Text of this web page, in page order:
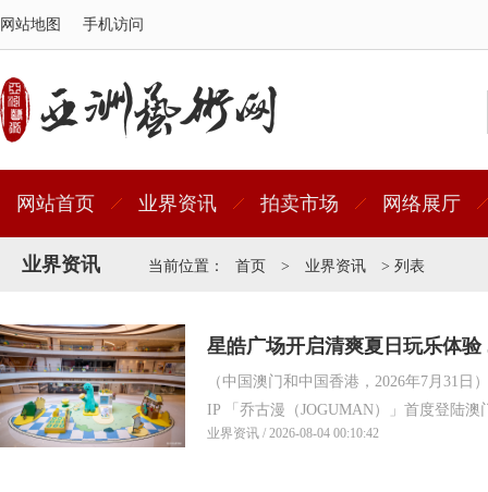
网站地图 手机访问
网站首页 业界资讯 拍卖市场 网络展厅
业界资讯 当前位置： 首页 > 业界资讯 > 列表
星皓广场开启清爽夏日玩乐体
登场
（中国澳门和中国香港，2026年7月31
IP 「乔古漫（JOGUMAN）」首度登陆澳
业界资讯 / 2026-08-04 00:10:42